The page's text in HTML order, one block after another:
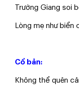
​Trường Giang soi
​Lòng mẹ như biển
Cổ bản:
​Không thể quên